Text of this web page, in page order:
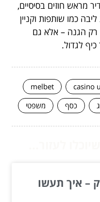
מראש חוזים בסיסיים,
כמו שותפות וקניין
רק הגנה – אלא גם
לגדול.
casino
melbet
כסף משפטי
– איך תעשו